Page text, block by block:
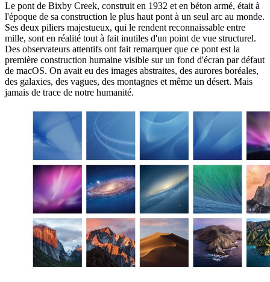
Le pont de Bixby Creek, construit en 1932 et en béton armé, était à
l'époque de sa construction le plus haut pont à un seul arc au monde.
Ses deux piliers majestueux, qui le rendent reconnaissable entre
mille, sont en réalité tout à fait inutiles d'un point de vue structurel.
Des observateurs attentifs ont fait remarquer que ce pont est la
première construction humaine visible sur un fond d'écran par défaut
de macOS. On avait eu des images abstraites, des aurores boréales,
des galaxies, des vagues, des montagnes et même un désert. Mais
jamais de trace de notre humanité.